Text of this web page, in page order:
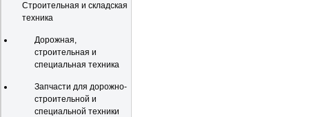
Строительная и складская
техника
Дорожная,
строительная и
специальная техника
Запчасти для дорожно-
строительной и
специальной техники